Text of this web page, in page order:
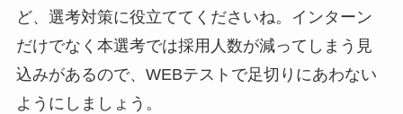
ど、選考対策に役立ててくださいね。インターン
だけでなく本選考では採用人数が減ってしまう見
込みがあるので、WEBテストで足切りにあわない
ようにしましょう。